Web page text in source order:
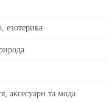
езотерика
аксесуари та мода